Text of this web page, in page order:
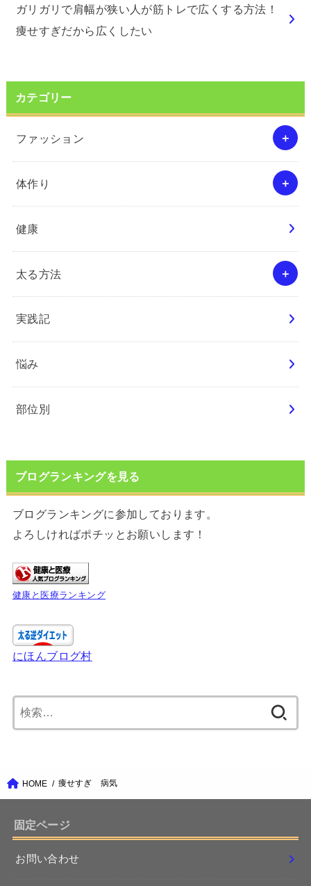
ガリガリで肩幅が狭い人が筋トレで広くする方法！
痩せすぎだから広くしたい
カテゴリー
ファッション
体作り
健康
太る方法
実践記
悩み
部位別
ブログランキングを見る
ブログランキングに参加しております。
よろしければポチッとお願いします！
健康と医療ランキング
にほんブログ村
索:
HOME 痩せすぎ 病気
固定ページ
お問い合わせ